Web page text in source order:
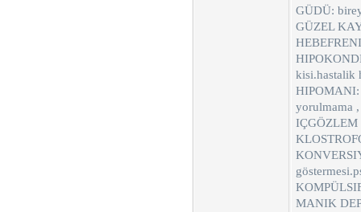
GÜDÜ:
GÜZEL
kisi.hastalik
HIPOMANI:
yorulmama
IÇGÖZLEM
MANIK